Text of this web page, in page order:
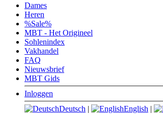
Dames
Heren
%Sale%
MBT - Het Origineel
Sohlenindex
Vakhandel
FAQ
Nieuwsbrief
MBT Gids
Inloggen
Deutsch | English |